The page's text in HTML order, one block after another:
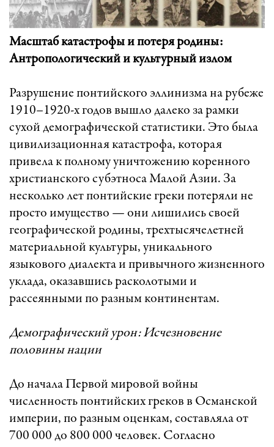
Масштаб катастрофы и потеря родины:
Антропологический и культурный излом
Разрушение понтийского эллинизма на рубеже
1910–1920-х годов вышло далеко за рамки
сухой демографической статистики. Это была
цивилизационная катастрофа, которая
привела к полному уничтожению коренного
христианского субэтноса Малой Азии. За
несколько лет понтийские греки потеряли не
просто имущество — они лишились своей
географической родины, трехтысячелетней
материальной культуры, уникального
языкового диалекта и привычного жизненного
уклада, оказавшись расколотыми и
рассеянными по разным континентам.
Демографический урон: Исчезновение
половины нации
До начала Первой мировой войны
численность понтийских греков в Османской
империи, по разным оценкам, составляла от
700 000 до 800 000 человек. Согласно